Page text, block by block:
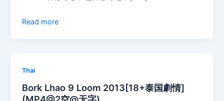
Read more
Thai
Bork Lhao 9 Loom 2013[18+泰国劇情]